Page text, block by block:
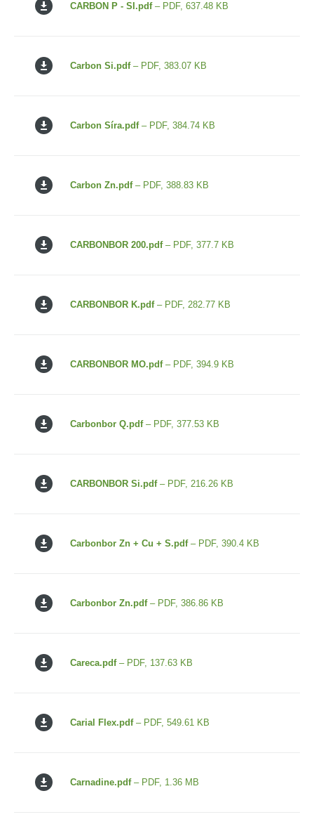
CARBON P - SI.pdf– PDF, 637.48 KB
Carbon Si.pdf– PDF, 383.07 KB
Carbon Síra.pdf– PDF, 384.74 KB
Carbon Zn.pdf– PDF, 388.83 KB
CARBONBOR 200.pdf– PDF, 377.7 KB
CARBONBOR K.pdf– PDF, 282.77 KB
CARBONBOR MO.pdf– PDF, 394.9 KB
Carbonbor Q.pdf– PDF, 377.53 KB
CARBONBOR Si.pdf– PDF, 216.26 KB
Carbonbor Zn + Cu + S.pdf– PDF, 390.4 KB
Carbonbor Zn.pdf– PDF, 386.86 KB
Careca.pdf– PDF, 137.63 KB
Carial Flex.pdf– PDF, 549.61 KB
Carnadine.pdf– PDF, 1.36 MB